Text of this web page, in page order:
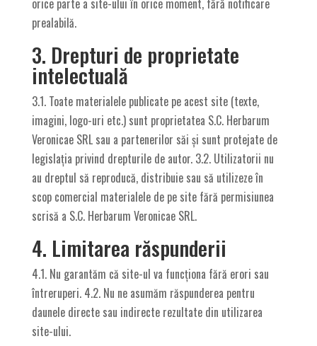
orice parte a site-ului în orice moment, fără notificare
prealabilă.
3. Drepturi de proprietate
intelectuală
3.1. Toate materialele publicate pe acest site (texte,
imagini, logo-uri etc.) sunt proprietatea S.C. Herbarum
Veronicae SRL sau a partenerilor săi și sunt protejate de
legislația privind drepturile de autor. 3.2. Utilizatorii nu
au dreptul să reproducă, distribuie sau să utilizeze în
scop comercial materialele de pe site fără permisiunea
scrisă a S.C. Herbarum Veronicae SRL.
4. Limitarea răspunderii
4.1. Nu garantăm că site-ul va funcționa fără erori sau
întreruperi. 4.2. Nu ne asumăm răspunderea pentru
daunele directe sau indirecte rezultate din utilizarea
site-ului.